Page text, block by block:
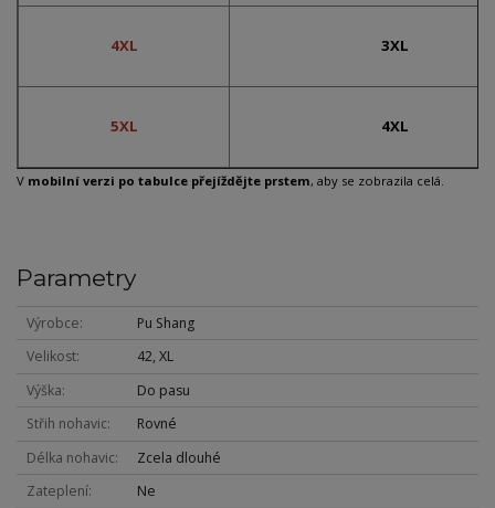
4XL 3XL
5XL 4XL
V mobilní verzi po tabulce přejíždějte prstem, aby se zobrazila celá.
Parametry
Výrobce
Pu Shang
Velikost
42, XL
Výška
Do pasu
Střih nohavic
Rovné
Délka nohavic
Zcela dlouhé
Zateplení
Ne